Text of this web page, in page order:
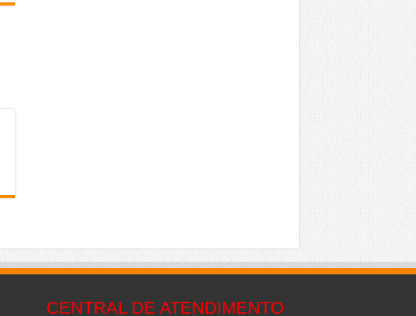
CENTRAL DE ATENDIMENTO